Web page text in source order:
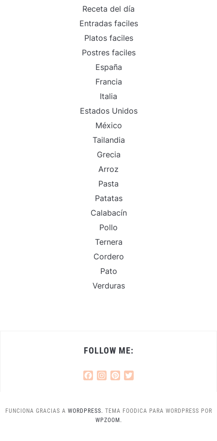
Receta del día
Entradas faciles
Platos faciles
Postres faciles
España
Francia
Italia
Estados Unidos
México
Tailandia
Grecia
Arroz
Pasta
Patatas
Calabacín
Pollo
Ternera
Cordero
Pato
Verduras
FOLLOW ME:
Facebook
Instagram
Pinterest
FUNCIONA GRACIAS A WORDPRESS. TEMA FOODICA PARA WORDPRESS POR
WPZOOM.